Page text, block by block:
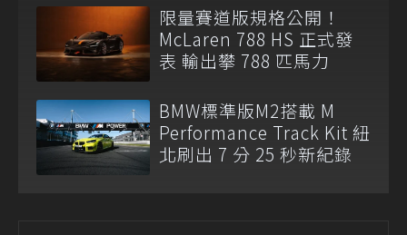
限量賽道版規格公開！
McLaren 788 HS 正式發
表 輸出攀 788 匹馬力
BMW標準版M2搭載 M
Performance Track Kit 紐
北刷出 7 分 25 秒新紀錄